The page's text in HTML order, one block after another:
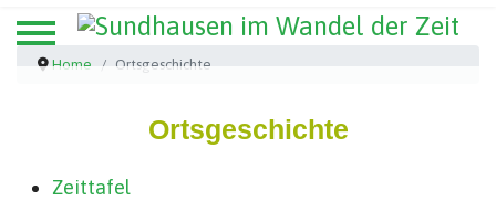
Home Ortsgeschichte
Ortsgeschichte
Zeittafel